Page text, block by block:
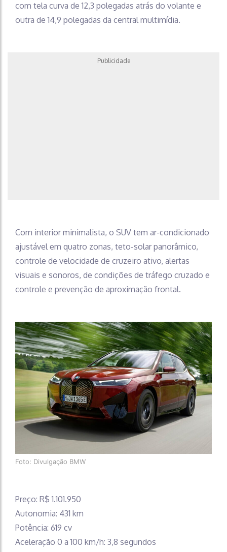
com tela curva de 12,3 polegadas atrás do volante e
outra de 14,9 polegadas da central multimídia.
Publicidade
Com interior minimalista, o SUV tem ar-condicionado
ajustável em quatro zonas, teto-solar panorâmico,
controle de velocidade de cruzeiro ativo, alertas
visuais e sonoros, de condições de tráfego cruzado e
controle e prevenção de aproximação frontal.
Foto: Divulgação BMW
Preço: R$ 1.101.950
Autonomia: 431 km
Potência: 619 cv
Aceleração 0 a 100 km/h: 3,8 segundos